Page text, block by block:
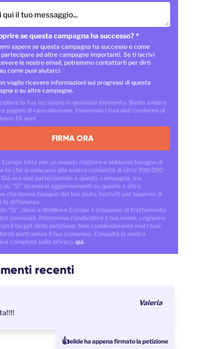
qui il tuo messaggio...
se questa campagna ha successo? *
sapere se questa campagna ha successo e come
partecipare ad altre campagne importanti. Se ti iscrivi
le nostre email, potremmo contattarti per dirti
come puoi aiutarci.
voglio ricevere informazioni sui progressi di questa
o su altre campagne.
la tua iscrizione in qualsiasi momento. Basta andare
pagina di cancellazione. Inserendo i tuoi dati confermi di
16 anni.
FIRMA ORA
Europe lotta per un mondo migliore e abbiamo bisogno di
te che si uniscano alla nostra comunità di oltre 700.000
Già ora stai partecipando a questa campagna, ma
su “Sì” riceverai aggiornamenti su questa e altre
che hanno bisogno del tuo aiuto. Iscriviti per saperne di
la differenza.
“Sì”, darai a WeMove Europe il consenso al trattamento
personali. Potremmo condividere il tuo nome, cognome
il target della petizione. Non condivideremo mai i tuoi
parti senza il tuo consenso. Consulta la nostra
completa sulla privacy qui.
recenti
Valeria
👍elide ha appena firmato la petizione